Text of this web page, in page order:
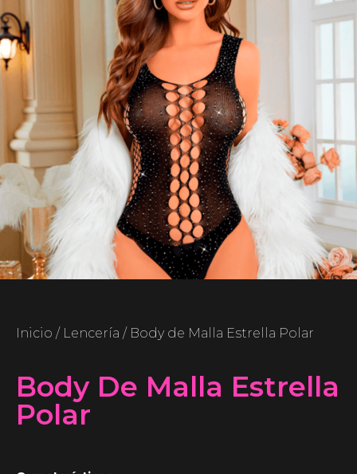
Inicio / Lencería / Body de Malla Estrella Polar
Body De Malla Estrella
Polar